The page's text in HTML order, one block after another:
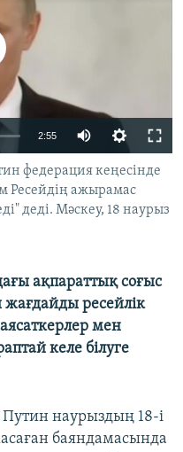
available
2:55
федерация кеңесінде
Ресейдің ажырамас
деді. Мәскеу, 18 наурыз
ақпараттық соғыс
ресейлік
мен
келе білуге
наурыздың 18-і
баяндамасында